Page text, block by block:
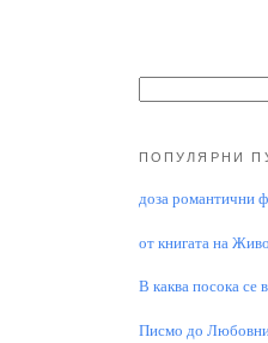
ПОПУЛЯРНИ
доза романтични
от книгата на
В каква посока се
Писмо до